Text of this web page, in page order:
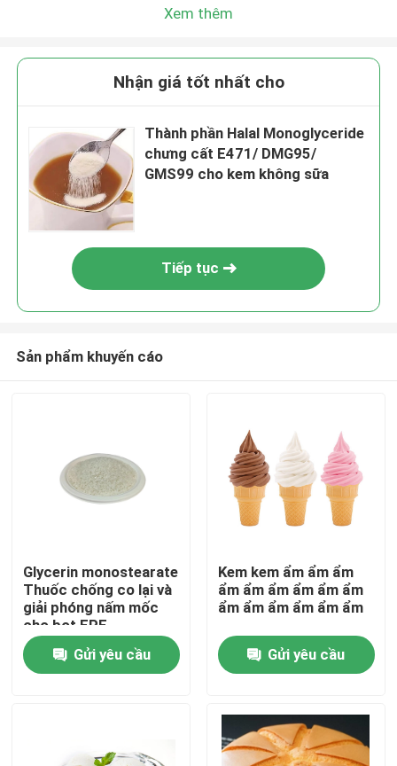
Trang chủ
video
Xem thêm
Nhận giá tốt nhất cho
Thành phần Halal Monoglyceride
chưng cất E471/ DMG95/
GMS99 cho kem không sữa
Tiếp tục
Sản phẩm khuyến cáo
Glycerin monostearate
Thuốc chống co lại và
giải phóng nấm mốc
cho bọt EPE
Gửi yêu cầu
Kem kem ẩm ẩm ẩm
ẩm ẩm ẩm ẩm ẩm ẩm
ẩm ẩm ẩm ẩm ẩm ẩm
Gửi yêu cầu